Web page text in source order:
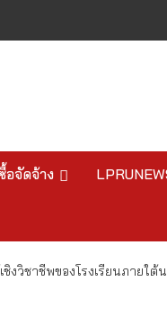
อจัดจ้าง
วิชาชีพของโรงเรียนภาย